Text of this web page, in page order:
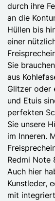
durch ihre
an die
Hüllen bis
einer
Sie
aus
Glitzer oder
und Etuis
perfekten
Sie unsere
im Inneren.
Redmi Note
Auch hier
Kunstleder,
mit